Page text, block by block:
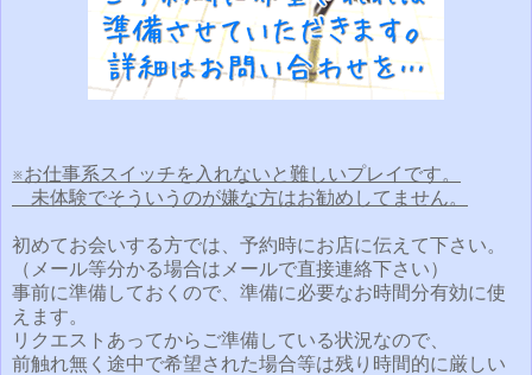
※お仕事系スイッチを入れないと難しいプレイです。
未体験でそういうのが嫌な方はお勧めしてません。
初めてお会いする方では、予約時にお店に伝えて下さい。
（メール等分かる場合はメールで直接連絡下さい）
事前に準備しておくので、準備に必要なお時間分有効に使
えます。
リクエストあってからご準備している状況なので、
前触れ無く途中で希望された場合等は残り時間的に厳しい